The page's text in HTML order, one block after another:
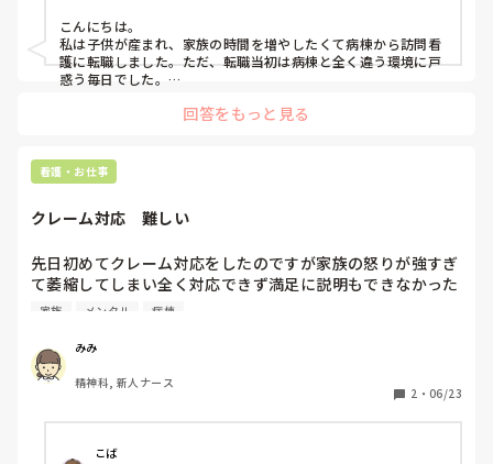
こんにちは。
私は子供が産まれ、家族の時間を増やしたくて病棟から訪問看
護に転職しました。ただ、転職当初は病棟と全く違う環境に戸
惑う毎日でした。
務を覚えたら訪問看護の制度や法律について本を買って勉強し
できる疾患などを調べました。少し知識があるだけで介護職員
やケアマネさんとケアプラン内容などお話しできるようになり
回答をもっと見る
看護・お仕事
クレーム対応　難しい
先日初めてクレーム対応をしたのですが家族の怒りが強すぎ
て萎縮してしまい全く対応できず満足に説明もできなかった
です。後からこうすればよかったと思うばかり…皆さんはど
た意識してることなどを教えて欲しいです。クレーム対応の
本などもあったら知りたいです。
家族 メンタル 病棟
みみ
精神科, 新人ナース
2 ・ 06/23
こば